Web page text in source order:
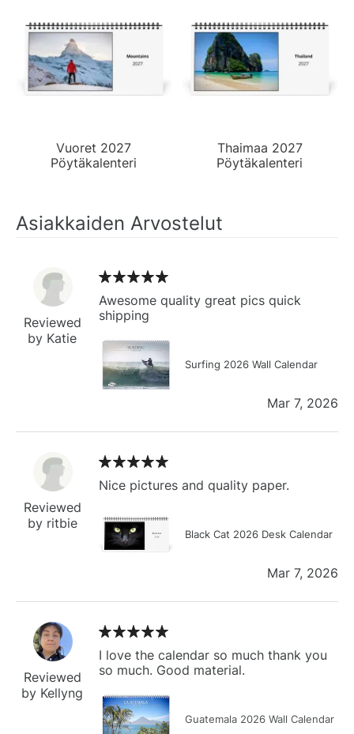
Vuoret 2027
Pöytäkalenteri
Thaimaa 2027
Pöytäkalenteri
Asiakkaiden Arvostelut
Reviewed
by Katie
Awesome quality great pics quick
shipping
Surfing 2026 Wall Calendar
Mar 7, 2026
Reviewed
by ritbie
Nice pictures and quality paper.
Black Cat 2026 Desk Calendar
Mar 7, 2026
Reviewed
by Kellyng
I love the calendar so much thank you
so much. Good material.
Guatemala 2026 Wall Calendar